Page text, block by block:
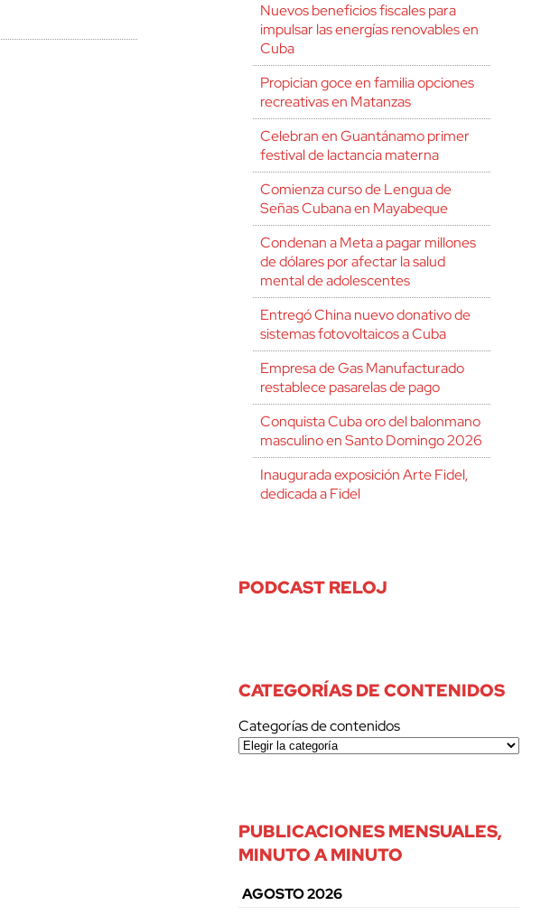
Nuevos beneficios fiscales para
impulsar las energías renovables en
Cuba
Propician goce en familia opciones
recreativas en Matanzas
Celebran en Guantánamo primer
festival de lactancia materna
Comienza curso de Lengua de
Señas Cubana en Mayabeque
Condenan a Meta a pagar millones
de dólares por afectar la salud
mental de adolescentes
Entregó China nuevo donativo de
sistemas fotovoltaicos a Cuba
Empresa de Gas Manufacturado
restablece pasarelas de pago
Conquista Cuba oro del balonmano
masculino en Santo Domingo 2026
Inaugurada exposición Arte Fidel,
dedicada a Fidel
PODCAST RELOJ
CATEGORÍAS DE CONTENIDOS
Categorías de contenidos
PUBLICACIONES MENSUALES,
MINUTO A MINUTO
AGOSTO 2026